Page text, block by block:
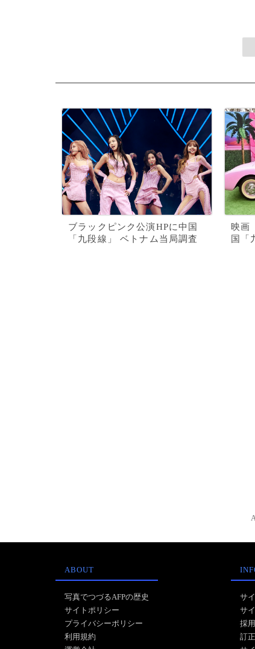
ブラックピンク公演HPに中国
「九段線」 ベトナム当局調査
映画
国「
ABOUT
写真でつづるAFPの歴史
サイトポリシー
プライバシーポリシー
利用規約
サ
サ
採
訂